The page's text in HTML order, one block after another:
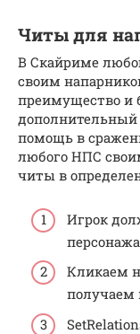
Читы для
В Скайриме
своим
преимущество и
дополнительный
помощь в
любого НПС
читы в
Игрок
Кликаем
получаем